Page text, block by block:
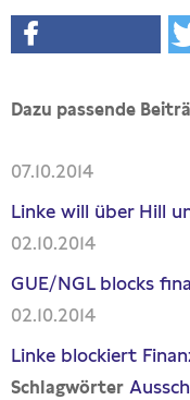
Dazu passende
07.10.2014
Linke will über Hill
02.10.2014
GUE/NGL blocks
02.10.2014
Linke blockiert
Schlagwörter